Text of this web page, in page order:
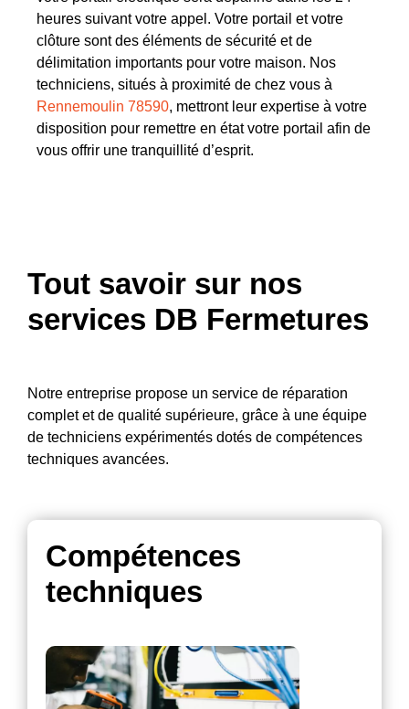
heures suivant votre appel. Votre portail et votre
clôture sont des éléments de sécurité et de
délimitation importants pour votre maison. Nos
techniciens, situés à proximité de chez vous à
Rennemoulin 78590, mettront leur expertise à votre
disposition pour remettre en état votre portail afin de
vous offrir une tranquillité d’esprit.
Tout savoir sur nos
services DB Fermetures
Notre entreprise propose un service de réparation
complet et de qualité supérieure, grâce à une équipe
de techniciens expérimentés dotés de compétences
techniques avancées.
Compétences
techniques